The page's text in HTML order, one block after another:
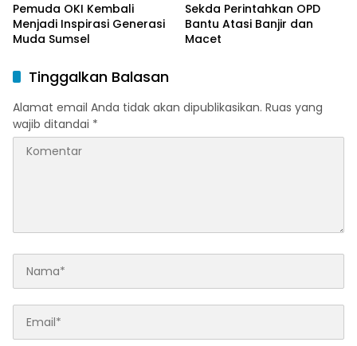
Pemuda OKI Kembali
Menjadi Inspirasi Generasi
Muda Sumsel
Sekda Perintahkan OPD
Bantu Atasi Banjir dan
Macet
Tinggalkan Balasan
Alamat email Anda tidak akan dipublikasikan. Ruas yang
wajib ditandai *